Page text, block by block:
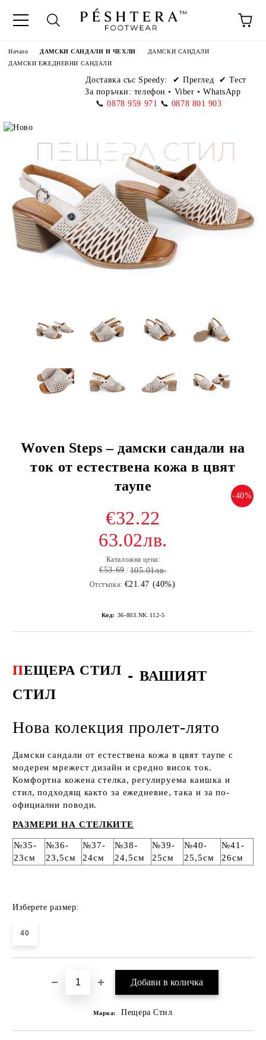
Начало ДАМСКИ САНДАЛИ И ЧЕХЛИ
ДАМСКИ САНДАЛИ
ДАМСКИ ЕЖЕДНЕВНИ САНДАЛИ
Доставка със Speedy:
✔ Преглед ✔ Тест
За поръчки: телефон• Viber • WhatsApp
📞 0878 959 971 📞 0878 801 903
Woven Steps – дамски сандали на
ток от естествена кожа в цвят
таупе
-40%
€32.22
63.02лв.
Каталожна цена:
€53.69 105.01лв.
Отстъпка: €21.47 (40%)
Код: 36-803.NK.112-5
ПЕЩЕРА СТИЛ - ВАШИЯТ
СТИЛ
Нова колекция пролет-лято
Дамски сандали от естествена кожа в цвят таупе с
модерен мрежест дизайн и средно висок ток.
Комфортна кожена стелка, регулируема каишка и
стил, подходящ както за ежедневие, така и за по-
официални поводи.
РАЗМЕРИ НА СТЕЛКИТЕ
№35-
23см
№36-
23,5см
№37-
24см
№38-
24,5см
№39-
25см
№40-
25,5см
№41-
26см
Изберете размер:
40
Марка: Пещера Стил